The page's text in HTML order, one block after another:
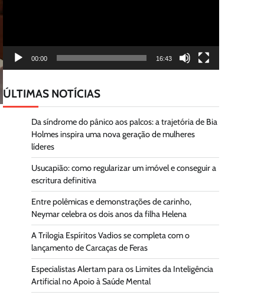
00:00 16:43
ÚLTIMAS NOTÍCIAS
Da síndrome do pânico aos palcos: a trajetória de Bia
Holmes inspira uma nova geração de mulheres
líderes
Usucapião: como regularizar um imóvel e conseguir a
escritura definitiva
Entre polêmicas e demonstrações de carinho,
Neymar celebra os dois anos da filha Helena
A Trilogia Espíritos Vadios se completa com o
lançamento de Carcaças de Feras
Especialistas Alertam para os Limites da Inteligência
Artificial no Apoio à Saúde Mental